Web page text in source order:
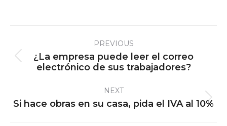
navigationPREVIOUS
Previous
post:
¿La empresa puede leer el correo
electrónico de sus trabajadores?
NEXT
Next
Si hace obras en su casa, pida el IVA al 10%